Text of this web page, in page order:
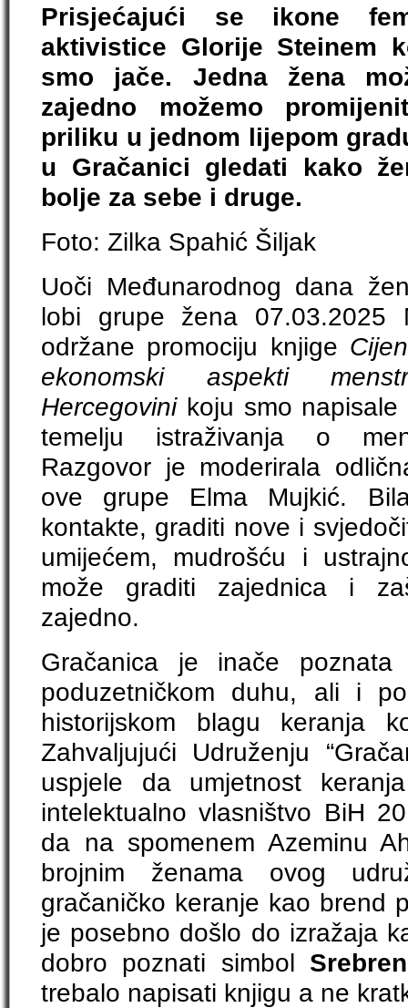
Prisjećajući se ikone
aktivistice Glorije Steinem
smo jače. Jedna žena
zajedno možemo
priliku u jednom lijepom
u Gračanici gledati kako
bolje za sebe i druge.
Foto: Zilka Spahić Šiljak
Uoči Međunarodnog dana
lobi grupe žena
održane promociju knjige
ekonomski aspekti
Hercegovini koju smo
temelju istraživanja o
Razgovor je moderirala
ove grupe Elma Mujkić.
kontakte, graditi nove i
umijećem, mudrošću i
može graditi zajednica i
zajedno.
Gračanica je inače
poduzetničkom duhu, ali i
historijskom blagu keranja
Zahvaljujući Udruženju
uspjele da umjetnost
intelektualno vlasništvo BiH
da na spomenem Azeminu
brojnim ženama ovog
gračaničko keranje kao brend
je posebno došlo do izražaja
dobro poznati simbol
trebalo napisati knjigu a ne